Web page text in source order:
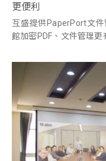
更便利
互盛提供PaperPort文
館加密PDF、文件管理更